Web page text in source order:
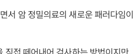
암 정밀의료의 새로운 패러다임